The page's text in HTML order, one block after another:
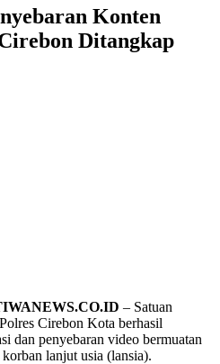
Konten
Ditangkap
– Satuan
Cirebon Kota berhasil
dan penyebaran video bermuatan
lanjut usia (lansia).